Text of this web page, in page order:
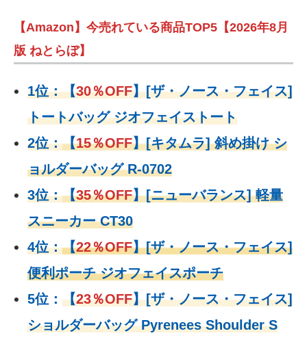
【Amazon】今売れている商品TOP5【2026年8月
版 ねとらぼ】
1位：【30％OFF】[ザ・ノース・フェイス]
トートバッグ ジオフェイストート
2位：【15％OFF】[キタムラ] 斜め掛け シ
ョルダーバッグ R-0702
3位：【35％OFF】[ニューバランス] 軽量
スニーカー CT30
4位：【22％OFF】[ザ・ノース・フェイス]
便利ポーチ ジオフェイスポーチ
5位： 【23％OFF】[ザ・ノース・フェイス]
ショルダーバッグ Pyrenees Shoulder S